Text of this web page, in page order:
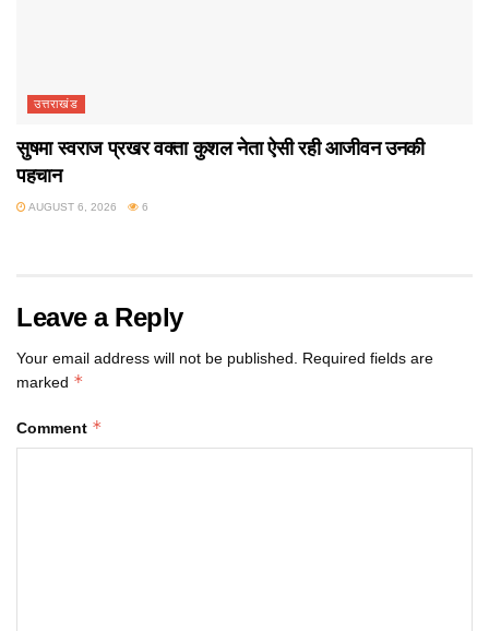
उत्तराखंड
सुषमा स्वराज प्रखर वक्ता कुशल नेता ऐसी रही आजीवन उनकी
पहचान
AUGUST 6, 2026 6
Leave a Reply
Your email address will not be published. Required fields are
marked *
Comment *